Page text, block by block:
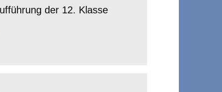
der 12. Klasse